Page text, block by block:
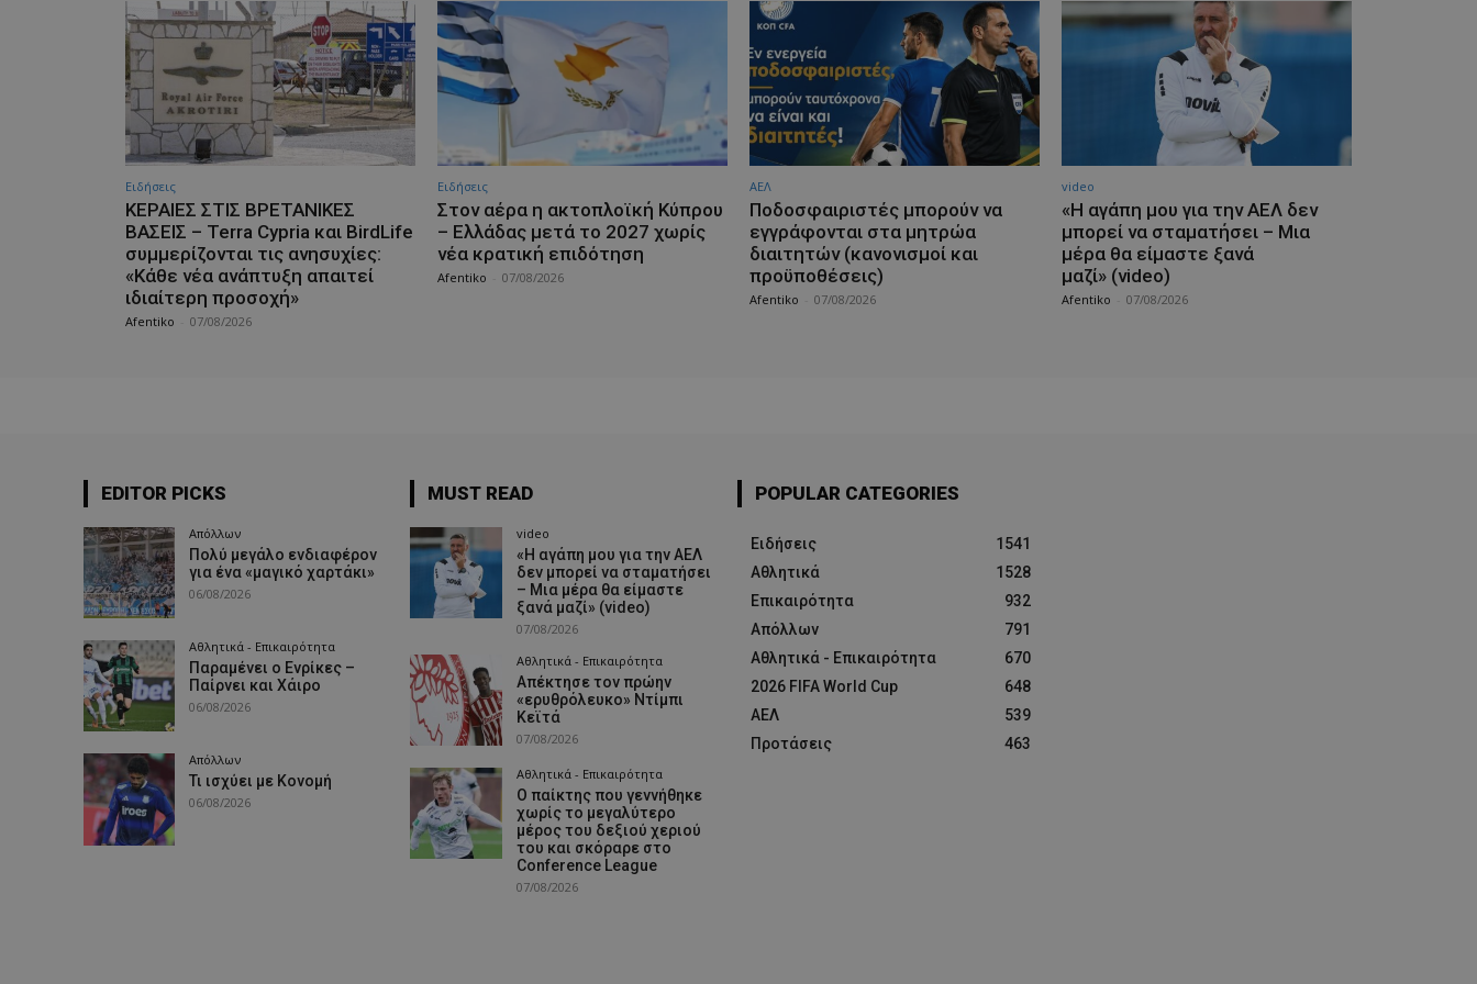
Ειδήσεις
ΚΕΡΑΙΕΣ ΣΤΙΣ ΒΡΕΤΑΝΙΚΕΣ
ΒΑΣΕΙΣ – Terra Cypria και BirdLife
συμμερίζονται τις ανησυχίες:
«Κάθε νέα ανάπτυξη απαιτεί
ιδιαίτερη προσοχή»
Afentiko 07/08/2026
Ειδήσεις
Στον αέρα η ακτοπλοϊκή Κύπρου
– Ελλάδας μετά το 2027 χωρίς
νέα κρατική επιδότηση
Afentiko 07/08/2026
ΑΕΛ
Ποδοσφαιριστές μπορούν να
εγγράφονται στα μητρώα
διαιτητών (κανονισμοί και
προϋποθέσεις)
Afentiko 07/08/2026
video
«Η αγάπη μου για την ΑΕΛ δεν
μπορεί να σταματήσει – Μια
μέρα θα είμαστε ξανά
μαζί» (video)
Afentiko 07/08/2026
EDITOR PICKS
Απόλλων
Πολύ μεγάλο ενδιαφέρον
για ένα «μαγικό χαρτάκι»
06/08/2026
Αθλητικά - Επικαιρότητα
Παραμένει ο Ενρίκες –
Παίρνει και Χάιρο
06/08/2026
Απόλλων
Τι ισχύει με Κονομή
06/08/2026
MUST READ
video
«Η αγάπη μου για την ΑΕΛ
δεν μπορεί να σταματήσει
– Μια μέρα θα είμαστε
ξανά μαζί» (video)
07/08/2026
Αθλητικά - Επικαιρότητα
Απέκτησε τον πρώην
«ερυθρόλευκο» Ντίμπι
Κεϊτά
07/08/2026
Αθλητικά - Επικαιρότητα
Ο παίκτης που γεννήθηκε
χωρίς το μεγαλύτερο
μέρος του δεξιού χεριού
του και σκόραρε στο
Conference League
07/08/2026
POPULAR CATEGORIES
Ειδήσεις
1541
Αθλητικά
1528
Επικαιρότητα
932
Απόλλων
791
Αθλητικά - Επικαιρότητα
670
2026 FIFA World Cup
648
ΑΕΛ
539
Προτάσεις
463